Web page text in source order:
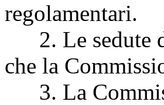
regolamentari.
2. Le sedute
che la
3. La